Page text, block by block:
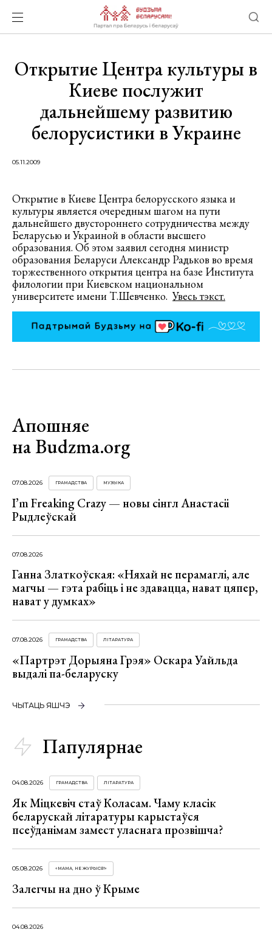
Открытие Центра культуры в
Киеве послужит
дальнейшему развитию
белорусистики в Украине
05.11.2009
Открытие в Киеве Центра белорусского языка и
культуры является очередным шагом на пути
дальнейшего двустороннего сотрудничества между
Беларусью и Украиной в области высшего
образования. Об этом заявил сегодня министр
образования Беларуси Александр Радьков во время
торжественного открытия центра на базе Института
филологии при Киевском национальном
университете имени Т.Шевченко. Увесь тэкст.
Апошняе
на Budzma.org
07.08.2026 ГРАМАДСТВА МУЗЫКА
I’m Freaking Crazy — новы сінгл Анастасіі
Рыдлеўскай
07.08.2026
Ганна Златкоўская: «Няхай не перамаглі, але
магчы — гэта рабіць і не здавацца, нават цяпер,
нават у думках»
07.08.2026 ГРАМАДСТВА ЛІТАРАТУРА
«Партрэт Дорыяна Грэя» Оскара Уайльда
выдалі па-беларуску
ЧЫТАЦЬ ЯШЧЭ
Папулярнае
04.08.2026 ГРАМАДСТВА ЛІТАРАТУРА
Як Міцкевіч стаў Коласам. Чаму класік
беларускай літаратуры карыстаўся
псеўданімам замест уласнага прозвішча?
05.08.2026 «МАМА, НЕ ЖУРЫСЯ!»
Залегчы на дно ў Крыме
04.08.2026